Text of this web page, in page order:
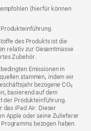
(hierfür können
des Produkts ist die
relativ zur Gesamtmasse
Zubehör.
Emissionen in
stammen, indem wir
bezogene CO₂
basierend auf dem
der Produkt­einführung.
das iPad Air. Dieser
Apple oder seine Zulieferer
bezogen haben.